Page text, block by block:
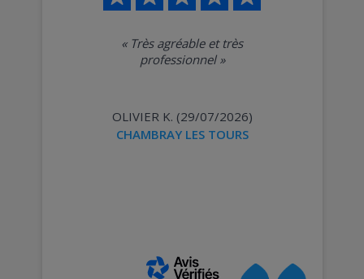
« Très agréable et très
professionnel»
OLIVIER K. (29/07/2026)
CHAMBRAY LES TOURS